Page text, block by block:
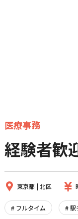
医療事務
経験者歓
東京都 | 北区
# フルタイム # 駅